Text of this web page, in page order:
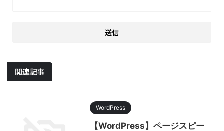
関連記事
WordPress
【WordPress】ページスピー